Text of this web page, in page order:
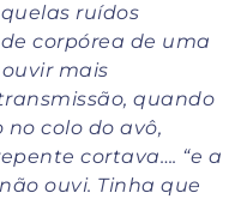
ruídos
corpórea de uma
mais
quando
colo do avô,
cortava…. “e a
ouvi. Tinha que